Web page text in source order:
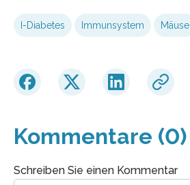
I-Diabetes Immunsystem Mäuse
Kommentare (0)
Schreiben Sie einen Kommentar